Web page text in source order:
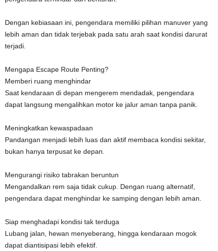
Dengan kebiasaan ini, pengendara memiliki pilihan manuver yang
lebih aman dan tidak terjebak pada satu arah saat kondisi darurat
terjadi.
Mengapa Escape Route Penting?
Memberi ruang menghindar
Saat kendaraan di depan mengerem mendadak, pengendara
dapat langsung mengalihkan motor ke jalur aman tanpa panik.
Meningkatkan kewaspadaan
Pandangan menjadi lebih luas dan aktif membaca kondisi sekitar,
bukan hanya terpusat ke depan.
Mengurangi risiko tabrakan beruntun
Mengandalkan rem saja tidak cukup. Dengan ruang alternatif,
pengendara dapat menghindar ke samping dengan lebih aman.
Siap menghadapi kondisi tak terduga
Lubang jalan, hewan menyeberang, hingga kendaraan mogok
dapat diantisipasi lebih efektif.